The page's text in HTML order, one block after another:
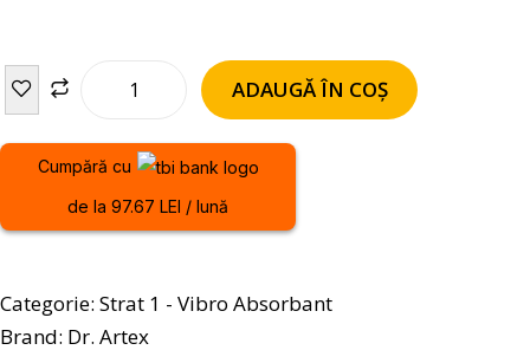
ADAUGĂ ÎN COȘ
Cumpără cu
de la 97.67 LEI / lună
Categorie: Strat 1 - Vibro Absorbant
Brand: Dr. Artex